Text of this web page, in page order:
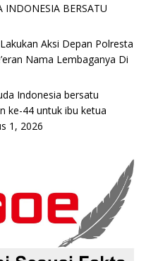
INDONESIA BERSATU
Aksi Depan Polresta
Nama Lembaganya Di
Indonesia bersatu
ke-44 untuk ibu ketua
1, 2026